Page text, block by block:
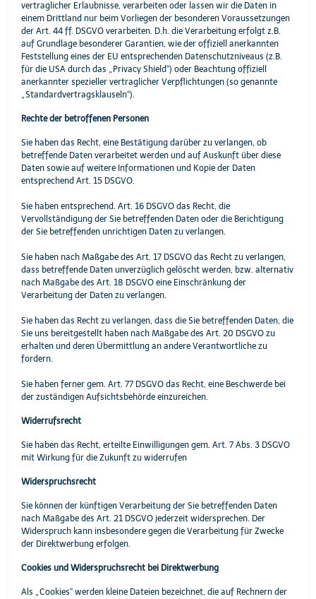
vertraglicher Erlaubnisse, verarbeiten oder lassen wir die Daten in
einem Drittland nur beim Vorliegen der besonderen Voraussetzungen
der Art. 44 ff. DSGVO verarbeiten. D.h. die Verarbeitung erfolgt z.B.
auf Grundlage besonderer Garantien, wie der offiziell anerkannten
Feststellung eines der EU entsprechenden Datenschutzniveaus (z.B.
für die USA durch das „Privacy Shield“) oder Beachtung offiziell
anerkannter spezieller vertraglicher Verpflichtungen (so genannte
„Standardvertragsklauseln“).
Rechte der betroffenen Personen
Sie haben das Recht, eine Bestätigung darüber zu verlangen, ob
betreffende Daten verarbeitet werden und auf Auskunft über diese
Daten sowie auf weitere Informationen und Kopie der Daten
entsprechend Art. 15 DSGVO.
Sie haben entsprechend. Art. 16 DSGVO das Recht, die
Vervollständigung der Sie betreffenden Daten oder die Berichtigung
der Sie betreffenden unrichtigen Daten zu verlangen.
Sie haben nach Maßgabe des Art. 17 DSGVO das Recht zu verlangen,
dass betreffende Daten unverzüglich gelöscht werden, bzw. alternativ
nach Maßgabe des Art. 18 DSGVO eine Einschränkung der
Verarbeitung der Daten zu verlangen.
Sie haben das Recht zu verlangen, dass die Sie betreffenden Daten, die
Sie uns bereitgestellt haben nach Maßgabe des Art. 20 DSGVO zu
erhalten und deren Übermittlung an andere Verantwortliche zu
fordern.
Sie haben ferner gem. Art. 77 DSGVO das Recht, eine Beschwerde bei
der zuständigen Aufsichtsbehörde einzureichen.
Widerrufsrecht
Sie haben das Recht, erteilte Einwilligungen gem. Art. 7 Abs. 3 DSGVO
mit Wirkung für die Zukunft zu widerrufen
Widerspruchsrecht
Sie können der künftigen Verarbeitung der Sie betreffenden Daten
nach Maßgabe des Art. 21 DSGVO jederzeit widersprechen. Der
Widerspruch kann insbesondere gegen die Verarbeitung für Zwecke
der Direktwerbung erfolgen.
Cookies und Widerspruchsrecht bei Direktwerbung
Als „Cookies“ werden kleine Dateien bezeichnet, die auf Rechnern der